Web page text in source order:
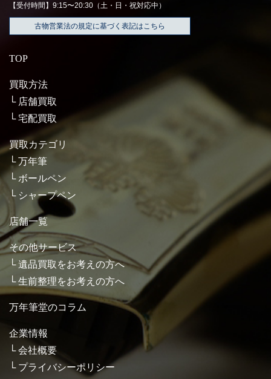
【受付時間】9:15〜20:30（土・日・祝対応中）
古物営業法の規定に基づく表記はこちら
TOP
買取方法
店舗買取
宅配買取
買取カテゴリ
万年筆
ボールペン
シャープペン
店舗一覧
その他サービス
遺品買取をお考えの方へ
生前整理をお考えの方へ
万年筆堂のコラム
企業情報
会社概要
プライバシーポリシー